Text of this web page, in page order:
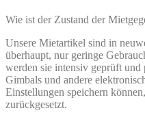
Wie ist der Zustand der
Unsere Mietartikel sind in
überhaupt, nur geringe
werden sie intensiv geprüft
Gimbals und andere
Einstellungen speichern
zurückgesetzt.